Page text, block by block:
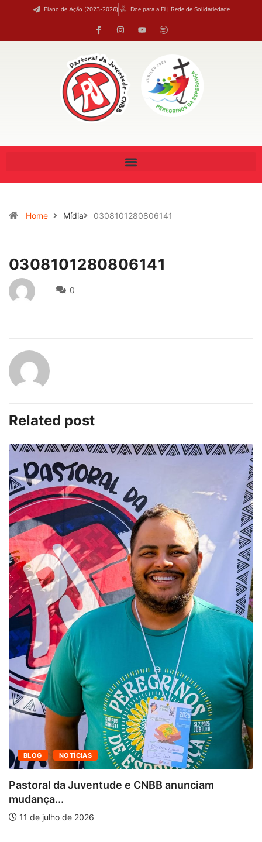
Plano de Ação (2023-2026) Doe para a PJ | Rede de Solidariedade
Home Mídia 0308101280806141
0308101280806141
0
Related post
BLOG NOTÍCIAS
Pastoral da Juventude e CNBB anunciam
mudança...
11 de julho de 2026